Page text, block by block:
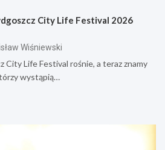
City Life Festival 2026
Wiśniewski
City Life Festival rośnie, a teraz znamy
wystąpią…